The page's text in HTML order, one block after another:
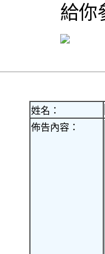
給你
姓名：
佈告內容：